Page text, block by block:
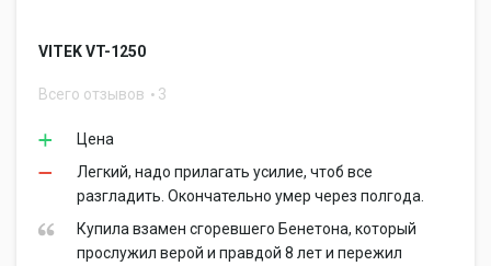
VITEK VT-1250
Всего отзывов 3
Цена
Легкий, надо прилагать усилие, чтоб все
разгладить. Окончательно умер через полгода.
Купила взамен сгоревшего Бенетона, который
прослужил верой и правдой 8 лет и пережил